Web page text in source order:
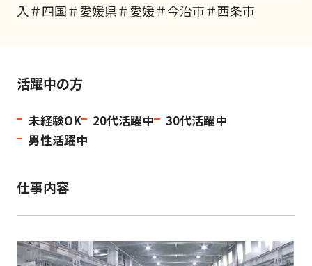
入＃四国＃愛媛県＃愛媛＃今治市＃西条市
活躍中の方
未経験OK 20代活躍中
30代活躍中
男性活躍中
仕事内容